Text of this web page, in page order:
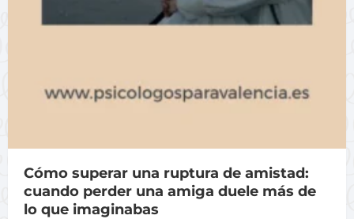
Cómo superar una ruptura de amistad:
cuando perder una amiga duele más de
lo que imaginabas